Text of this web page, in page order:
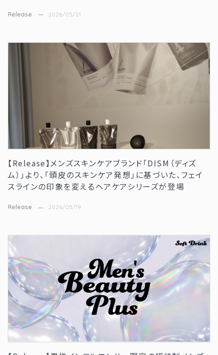
Release 2026/05/21
【Release】メンズスキンケアブランド「DISM（ディズ
ム）」より、「頭皮のスキンケア発想」に基づいた、フェイ
スラインの印象を変えるヘアケアシリーズが登場
Release 2026/05/19